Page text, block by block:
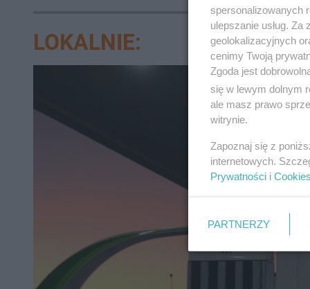
LOKALNIE:
spersonalizowanych
ulepszanie usług.
geolokalizacyjnych
cenimy Twoją
Zgoda jest
się w lewym dolnym
ale masz prawo
witrynie.
Zapoznaj się z
internetowych.
Prywatności i Cookies
PARTNERZY